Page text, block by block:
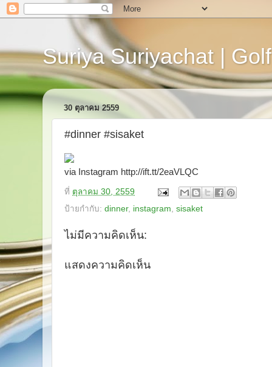
Suriya Suriyachat | Golf
30 ตุลาคม 2559
#dinner #sisaket
via Instagram http://ift.tt/2eaVLQC
ที่ ตุลาคม 30, 2559
ป้ายกำกับ: dinner, instagram sisaket
ไม่มีความคิดเห็น:
แสดงความคิดเห็น